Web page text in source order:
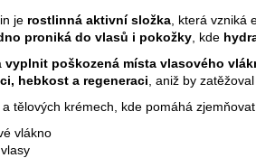
je rostlinná aktivní složka , která
proniká do vlasů i pokožky , kde
vyplnit poškozená místa vlasového
hebkost a regeneraci , aniž by
tělových krémech, kde pomáhá
vlákno